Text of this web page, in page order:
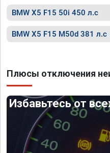
BMW X5 F15 50i 450 л.с
BMW X5 F15 M50d 381 л.с
Плюсы отключения
Избавьтесь от